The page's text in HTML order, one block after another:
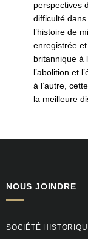
perspectives
difficulté
l’histoire de
enregistrée
britannique à
l’abolition et
à l’autre,
la meilleure
NOUS JOINDRE
SOCIÉTÉ